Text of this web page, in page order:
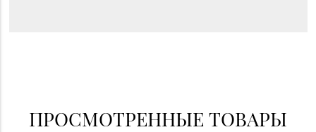
ПРОСМОТРЕННЫЕ ТОВАРЫ